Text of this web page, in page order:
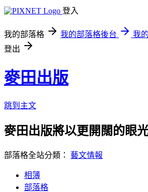
登入
我的部落格 我的部落格後台
我
登出
麥田出版
跳到主文
麥田出版將以更開闊的眼
部落格全站分類： 藝文情報
相簿
部落格